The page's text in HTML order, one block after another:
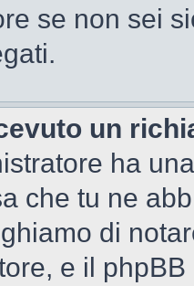
se non sei
un
ha
che tu ne
di
e il